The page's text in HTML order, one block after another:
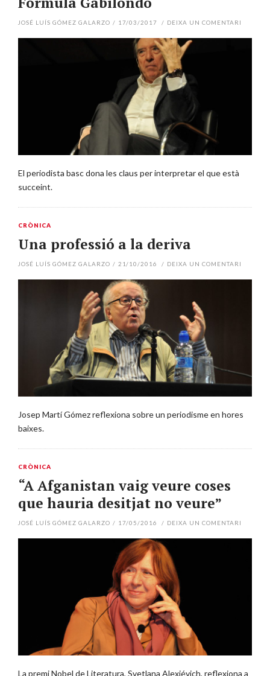
JOSÉ LUÍS GÓMEZ GALARZO / 17/03/2017 / DEIXA UN COMENTARI
El periodista basc dona les claus per interpretar el que està
succeint.
CRÒNICA
Una professió a la deriva
JOSÉ LUÍS GÓMEZ GALARZO / 21/10/2016 / DEIXA UN COMENTARI
Josep Martí Gómez reflexiona sobre un periodisme en hores
baixes.
CRÒNICA
“A Afganistan vaig veure coses
que hauria desitjat no veure”
JOSÉ LUÍS GÓMEZ GALARZO / 17/05/2016 / DEIXA UN COMENTARI
La premi Nobel de Literatura, Svetlana Alexiévich, reflexiona a